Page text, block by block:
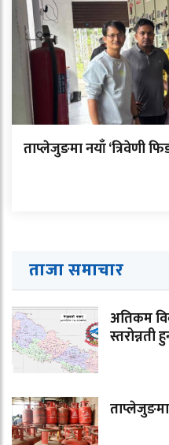
ताप्लेजुङमा नयाँ ‘त्रिवेणी
ताजा समाचार
अतिकम
स्तरोन्नती